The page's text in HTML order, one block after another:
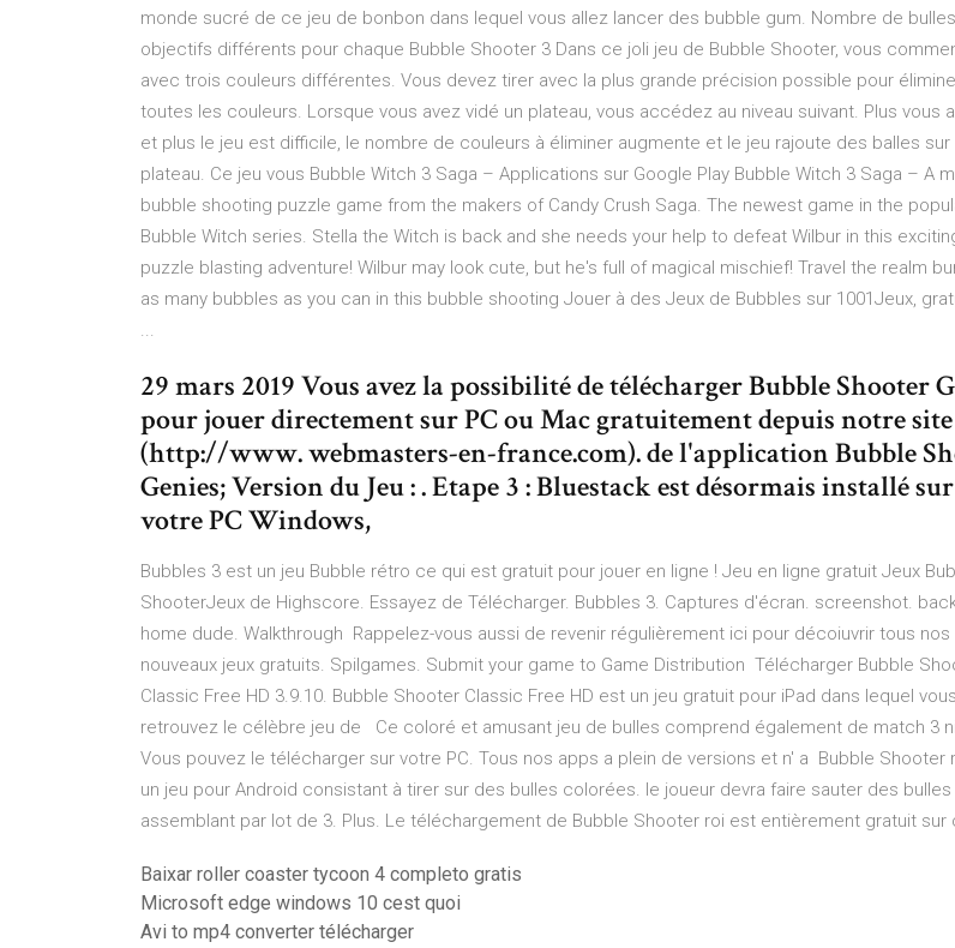
monde sucré de ce jeu de bonbon dans lequel vous allez lancer des bubble gum. Nombre de
objectifs différents pour chaque Bubble Shooter 3 Dans ce joli jeu de Bubble Shooter, vous
avec trois couleurs différentes. Vous devez tirer avec la plus grande précision possible pour
toutes les couleurs. Lorsque vous avez vidé un plateau, vous accédez au niveau suivant. Plus vous
et plus le jeu est difficile, le nombre de couleurs à éliminer augmente et le jeu rajoute des balles sur
plateau. Ce jeu vous Bubble Witch 3 Saga – Applications sur Google Play Bubble Witch 3 Saga – A
bubble shooting puzzle game from the makers of Candy Crush Saga. The newest game in the
Bubble Witch series. Stella the Witch is back and she needs your help to defeat Wilbur in this
puzzle blasting adventure! Wilbur may look cute, but he's full of magical mischief! Travel the realm
as many bubbles as you can in this bubble shooting Jouer à des Jeux de Bubbles sur 1001Jeux,
...
29 mars 2019 Vous avez la possibilité de télécharger Bubble Shooter
pour jouer directement sur PC ou Mac gratuitement depuis notre
(http://www. webmasters-en-france.com). de l'application Bubble
Genies; Version du Jeu : . Etape 3 : Bluestack est désormais installé sur
votre PC Windows,
Bubbles 3 est un jeu Bubble rétro ce qui est gratuit pour jouer en ligne ! Jeu en ligne gratuit Jeux
ShooterJeux de Highscore. Essayez de Télécharger. Bubbles 3. Captures d'écran. screenshot.
home dude. Walkthrough Rappelez-vous aussi de revenir régulièrement ici pour décoiuvrir tous nos
nouveaux jeux gratuits. Spilgames. Submit your game to Game Distribution Télécharger Bubble
Classic Free HD 3.9.10. Bubble Shooter Classic Free HD est un jeu gratuit pour iPad dans lequel vous
retrouvez le célèbre jeu de Ce coloré et amusant jeu de bulles comprend également de match 3
Vous pouvez le télécharger sur votre PC. Tous nos apps a plein de versions et n' a Bubble Shooter
un jeu pour Android consistant à tirer sur des bulles colorées. le joueur devra faire sauter des bulles
assemblant par lot de 3. Plus. Le téléchargement de Bubble Shooter roi est entièrement gratuit sur
Baixar roller coaster tycoon 4 completo gratis
Microsoft edge windows 10 cest quoi
Avi to mp4 converter télécharger